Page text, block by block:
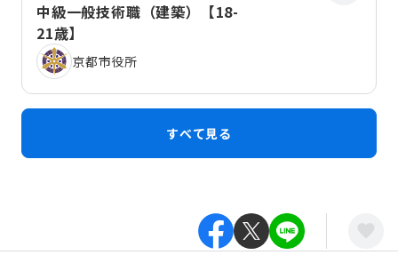
中級一般技術職（建築）【18-
21歳】
京都市役所
すべて見る